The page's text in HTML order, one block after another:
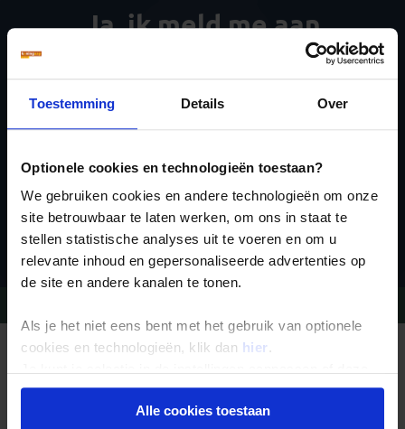
Toestemming Details Over
Optionele cookies en technologieën toestaan?
We gebruiken cookies en andere technologieën om onze
site betrouwbaar te laten werken, om ons in staat te
stellen statistische analyses uit te voeren en om u
relevante inhoud en gepersonaliseerde advertenties op
de site en andere kanalen te tonen.
Als je het niet eens bent met het gebruik van optionele
cookies en technologieën, klik dan hier .
onder aan de pagina op elk gewenst moment voor de
toekomst wijzigen.Alle cookies toestaan
Ja, ik meld me aan
voor de wekelijkse
nieuwsbrief
Inschrijven
REIZEN MET KONING AAP
Waarom Koning Aap?
Bestemmingen